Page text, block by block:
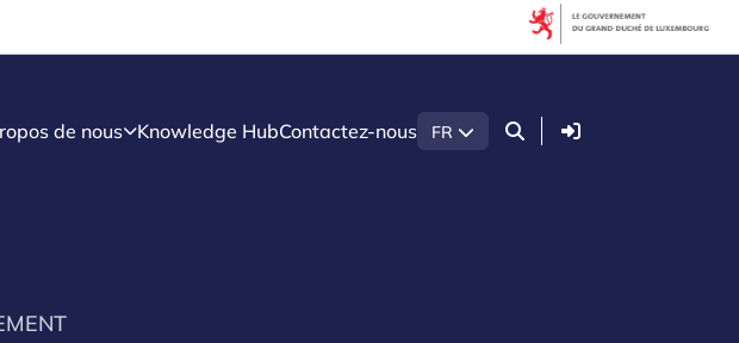
de nous Knowledge HubContactez-nous FR Connexion